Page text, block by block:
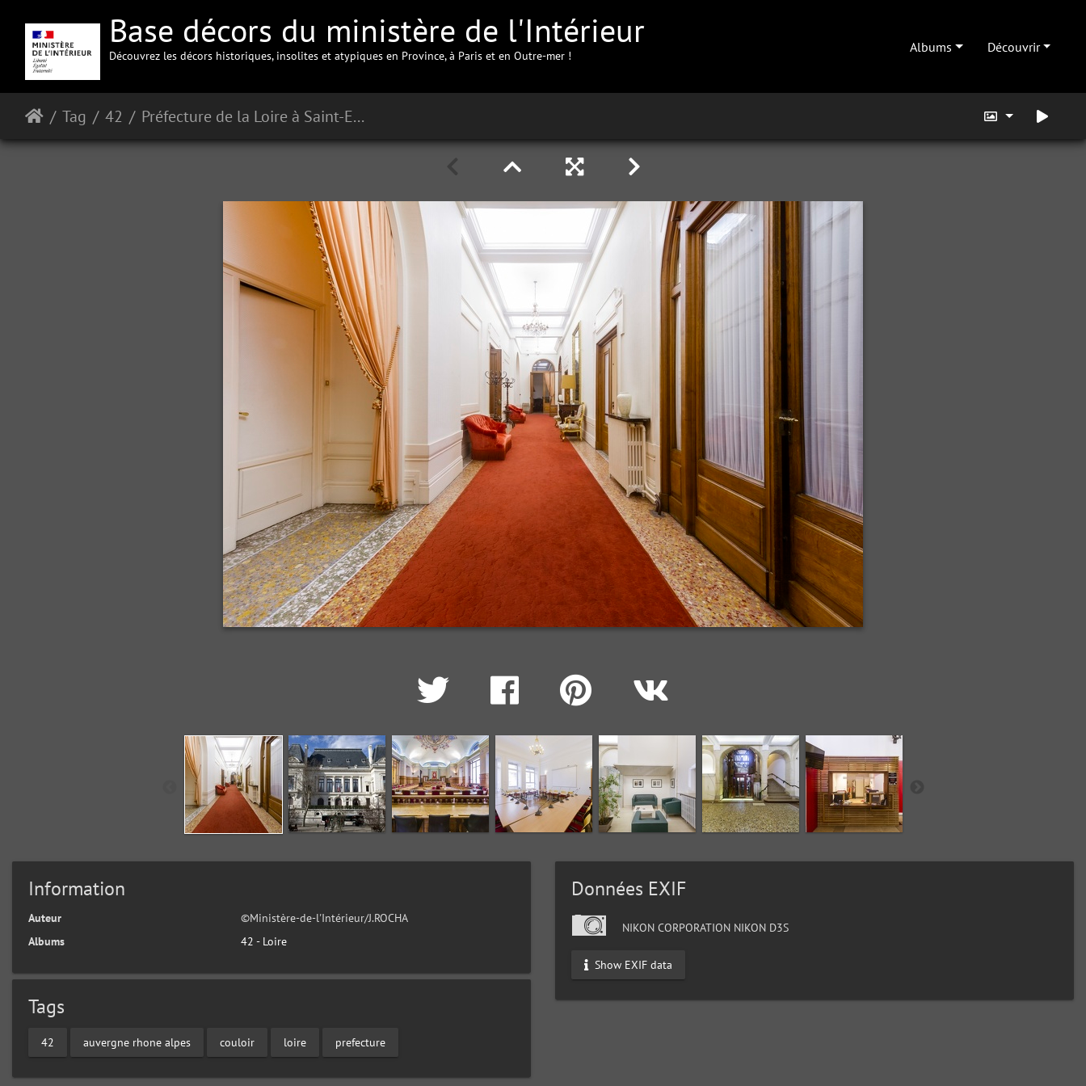
Base décors du ministère de l'Intérieur
Découvrez les décors historiques, insolites et atypiques en Province, à Paris et en Outre-mer !
Albums Découvrir
Tag 42 Préfecture de la Loire à Saint-Etienne
Information
Auteur
©Ministère-de-l'Intérieur/J.ROCHA
Albums
42 - Loire
Tags
42 auvergne rhone alpes couloir loire prefecture
Données EXIF
NIKON CORPORATION NIKON D3S
Show EXIF data